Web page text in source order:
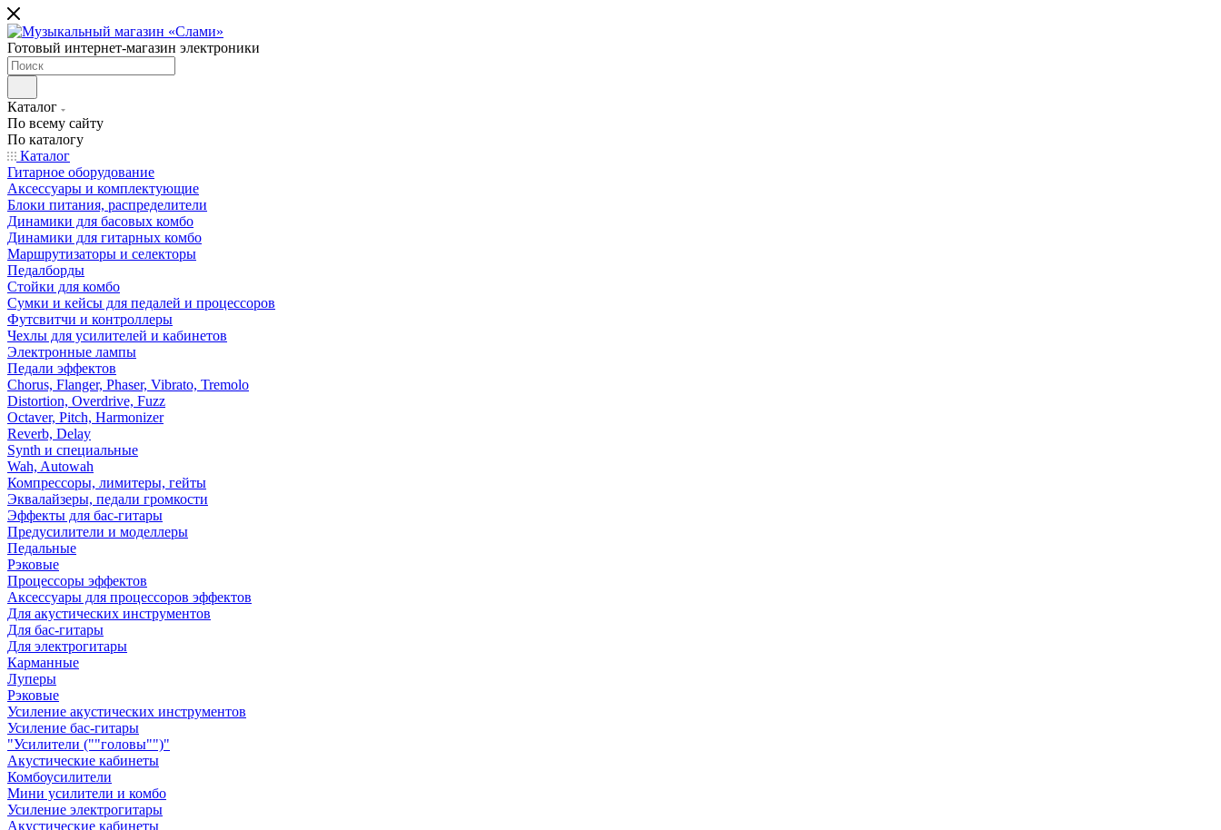
Готовый интернет-магазин электроники
Каталог
По всему сайту
По каталогу
Каталог
Гитарное оборудование
Аксессуары и комплектующие
Блоки питания, распределители
Динамики для басовых комбо
Динамики для гитарных комбо
Маршрутизаторы и селекторы
Педалборды
Стойки для комбо
Сумки и кейсы для педалей и процессоров
Футсвитчи и контроллеры
Чехлы для усилителей и кабинетов
Электронные лампы
Педали эффектов
Chorus, Flanger, Phaser, Vibrato, Tremolo
Distortion, Overdrive, Fuzz
Octaver, Pitch, Harmonizer
Reverb, Delay
Synth и специальные
Wah, Autowah
Компрессоры, лимитеры, гейты
Эквалайзеры, педали громкости
Эффекты для бас-гитары
Предусилители и моделлеры
Педальные
Рэковые
Процессоры эффектов
Аксессуары для процессоров эффектов
Для акустических инструментов
Для бас-гитары
Для электрогитары
Карманные
Луперы
Рэковые
Усиление акустических инструментов
Усиление бас-гитары
"Усилители (""головы"")"
Акустические кабинеты
Комбоусилители
Мини усилители и комбо
Усиление электрогитары
Акустические кабинеты